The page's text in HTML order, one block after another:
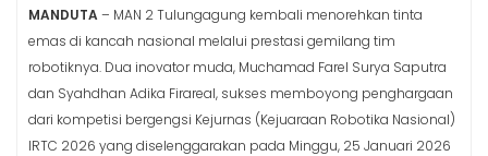
MANDUTA– MAN 2 Tulungagung kembali menorehkan tinta
emas di kancah nasional melalui prestasi gemilang tim
robotiknya. Dua inovator muda, Muchamad Farel Surya Saputra
dan Syahdhan Adika Firareal, sukses memboyong penghargaan
dari kompetisi bergengsi Kejurnas (Kejuaraan Robotika Nasional)
IRTC 2026 yang diselenggarakan pada Minggu, 25 Januari 2026